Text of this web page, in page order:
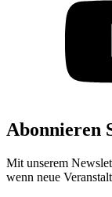
Abonnieren
Mit unserem
wenn neue